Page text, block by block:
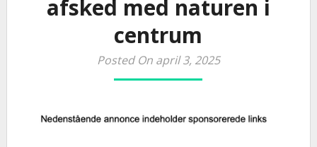
afsked med naturen i
centrum
Posted On april 3, 2025